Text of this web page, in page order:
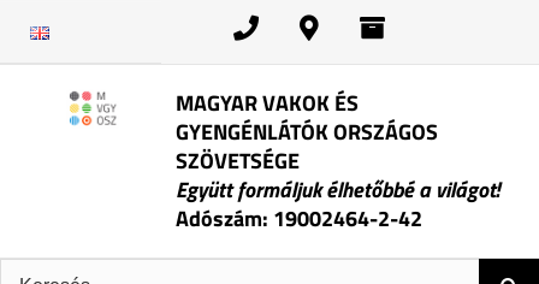
MAGYAR VAKOK ÉS
GYENGÉNLÁTÓK ORSZÁGOS
SZÖVETSÉGE
Együtt formáljuk élhetőbbé a világot!
Adószám: 19002464-2-42
Keresés: